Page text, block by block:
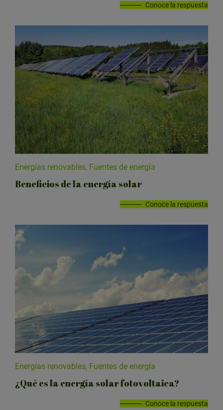
Conoce la respuesta
Energías renovables, Fuentes de energía
Beneficios de la energía solar
Conoce la respuesta
Energías renovables, Fuentes de energía
¿Qué es la energía solar fotovoltaica?
Conoce la respuesta